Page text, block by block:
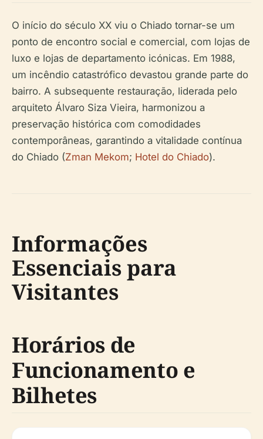
O início do século XX viu o Chiado tornar-se um
ponto de encontro social e comercial, com lojas de
luxo e lojas de departamento icónicas. Em 1988,
um incêndio catastrófico devastou grande parte do
bairro. A subsequente restauração, liderada pelo
arquiteto Álvaro Siza Vieira, harmonizou a
preservação histórica com comodidades
contemporâneas, garantindo a vitalidade contínua
do Chiado (Zman Mekom; Hotel do Chiado).
Informações
Essenciais para
Visitantes
Horários de
Funcionamento e
Bilhetes